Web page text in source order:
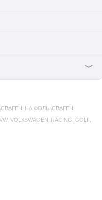
﹀
НА ФОЛЬКСВАГЕН
VW, VOLKSWAGEN RACING GOLF